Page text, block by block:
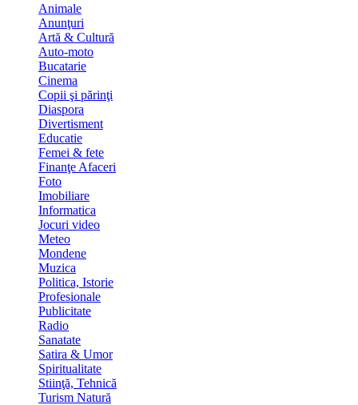
Animale
Anunţuri
Artă & Cultură
Auto-moto
Bucatarie
Cinema
Copii şi părinţi
Diaspora
Divertisment
Educatie
Femei & fete
Finanţe Afaceri
Foto
Imobiliare
Informatica
Jocuri video
Meteo
Mondene
Muzica
Politica, Istorie
Profesionale
Publicitate
Radio
Sanatate
Satira & Umor
Spiritualitate
Stiinţă, Tehnică
Turism Natură